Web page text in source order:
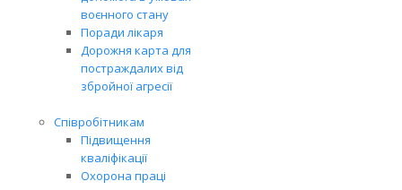
воєнного стану
Поради лікаря
Дорожня карта для
постраждалих від
збройної агресії
Співробітникам
Підвищення
кваліфікації
Охорона праці